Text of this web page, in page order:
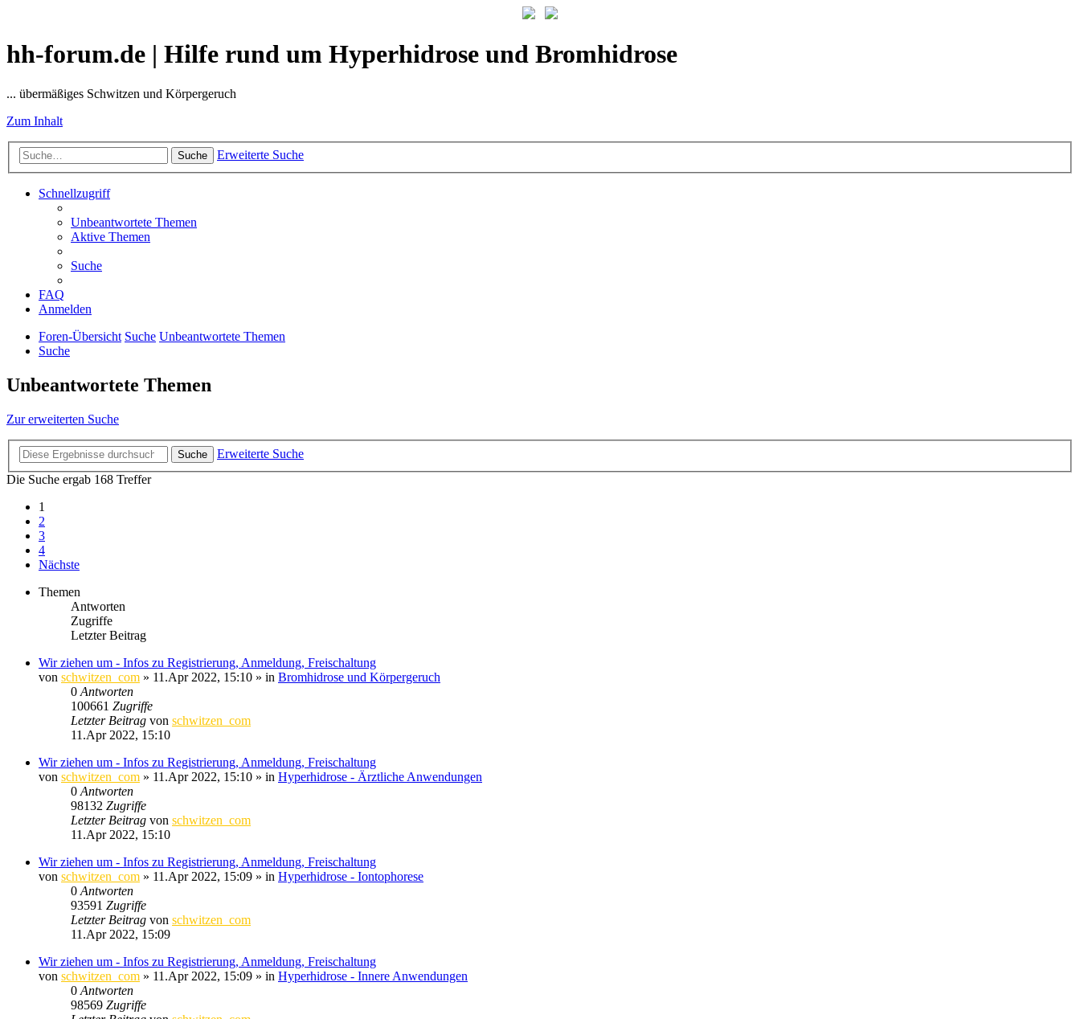
hh-forum.de | Hilfe rund um Hyperhidrose und Bromhidrose
... übermäßiges Schwitzen und Körpergeruch
Zum Inhalt
Suche Erweiterte Suche
Schnellzugriff
Unbeantwortete Themen
Aktive Themen
Suche
FAQ
Anmelden
Foren-Übersicht Suche Unbeantwortete Themen
Suche
Unbeantwortete Themen
Zur erweiterten Suche
Suche
Erweiterte Suche
Die Suche ergab 168 Treffer
1
2
3
4
Nächste
Themen
Antworten
Zugriffe
Letzter Beitrag
Wir ziehen um - Infos zu Registrierung, Anmeldung, Freischaltung
von schwitzen_com » 11.Apr 2022, 15:10 » in Bromhidrose und Körpergeruch
0 Antworten
100661 Zugriffe
Letzter Beitrag von schwitzen_com
11.Apr 2022, 15:10
Wir ziehen um - Infos zu Registrierung, Anmeldung, Freischaltung
von schwitzen_com » 11.Apr 2022, 15:10 » in Hyperhidrose - Ärztliche Anwendungen
0 Antworten
98132 Zugriffe
Letzter Beitrag von schwitzen_com
11.Apr 2022, 15:10
Wir ziehen um - Infos zu Registrierung, Anmeldung, Freischaltung
von schwitzen_com » 11.Apr 2022, 15:09 » in Hyperhidrose - Iontophorese
0 Antworten
93591 Zugriffe
Letzter Beitrag von schwitzen_com
11.Apr 2022, 15:09
Wir ziehen um - Infos zu Registrierung, Anmeldung, Freischaltung
von schwitzen_com » 11.Apr 2022, 15:09 » in Hyperhidrose - Innere Anwendungen
0 Antworten
98569 Zugriffe